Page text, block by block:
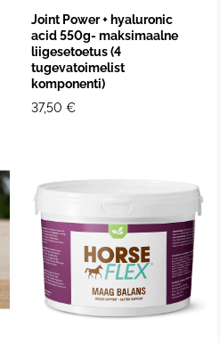
Joint Power + hyaluronic
acid 550g- maksimaalne
liigesetoetus (4
tugevatoimelist
komponenti)
37,50 €